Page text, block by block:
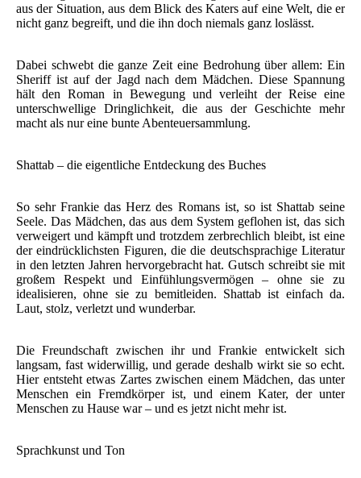
aus der Situation, aus dem Blick des Katers auf eine Welt, die er
nicht ganz begreift, und die ihn doch niemals ganz loslässt.
Dabei schwebt die ganze Zeit eine Bedrohung über allem: Ein
Sheriff ist auf der Jagd nach dem Mädchen. Diese Spannung
hält den Roman in Bewegung und verleiht der Reise eine
unterschwellige Dringlichkeit, die aus der Geschichte mehr
macht als nur eine bunte Abenteuersammlung.
Shattab – die eigentliche Entdeckung des Buches
So sehr Frankie das Herz des Romans ist, so ist Shattab seine
Seele. Das Mädchen, das aus dem System geflohen ist, das sich
verweigert und kämpft und trotzdem zerbrechlich bleibt, ist eine
der eindrücklichsten Figuren, die die deutschsprachige Literatur
in den letzten Jahren hervorgebracht hat. Gutsch schreibt sie mit
großem Respekt und Einfühlungsvermögen – ohne sie zu
idealisieren, ohne sie zu bemitleiden. Shattab ist einfach da.
Laut, stolz, verletzt und wunderbar.
Die Freundschaft zwischen ihr und Frankie entwickelt sich
langsam, fast widerwillig, und gerade deshalb wirkt sie so echt.
Hier entsteht etwas Zartes zwischen einem Mädchen, das unter
Menschen ein Fremdkörper ist, und einem Kater, der unter
Menschen zu Hause war – und es jetzt nicht mehr ist.
Sprachkunst und Ton